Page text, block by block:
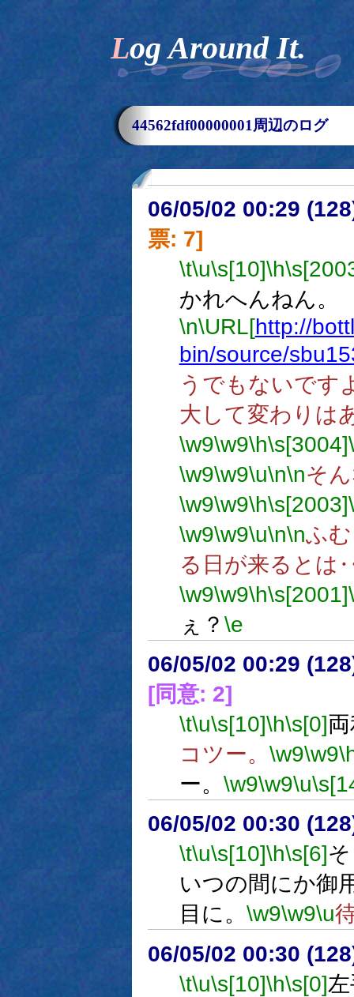
Log Around It.
44562fdf00000001周辺のログ
06/05/02 00:29
票: 7]
\t\u\s[10]\h
かれへんねん。
\n\URL[http://
bin/source/
うでもないです
大して変わりは
\w9\w9\h\s[3004]
\w9\w9\u\n\nそ
\w9\w9\h\s[2003]
\w9\w9\u\n\nふ
る日が来るとは
\w9\w9\h\s[2001]
ぇ？ \e
06/05/02 00:29
[同意: 2]
\t\u\s[10]\h\s[0]
コツー。 \w9\w9
ー。 \w9\w9\u
06/05/02 00:30
\t\u\s[10]\h\s[6]
いつの間にか御
目に。 \w9\w9\u
06/05/02 00:30
\t\u\s[10]\h\s[0]